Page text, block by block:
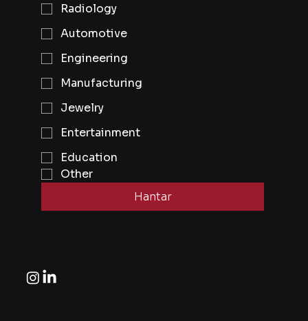
Radiology
Automotive
Engineering
Manufacturing
Jewelry
Entertainment
Education
Other
Hantar